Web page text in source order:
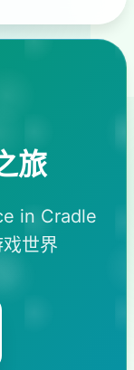
旅
in Cradle
世界